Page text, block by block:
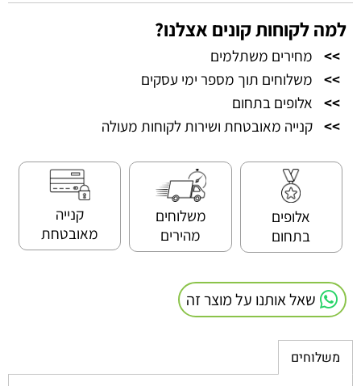
למה לקוחות קונים אצלנו?
>>
מחירים משתלמים
>>
משלוחים תוך מספר ימי עסקים
>>
אלופים בתחום
>> קנייה מאובטחת ושירות לקוחות מעולה
אלופים
בתחום
משלוחים
מהירים
קנייה
מאובטחת
שאל אותנו על מוצר זה
משלוחים